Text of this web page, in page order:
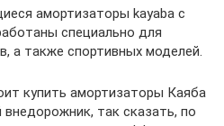
амортизаторы kayaba с
специально для
а также спортивных моделей.
купить амортизаторы Каяба
так сказать, по